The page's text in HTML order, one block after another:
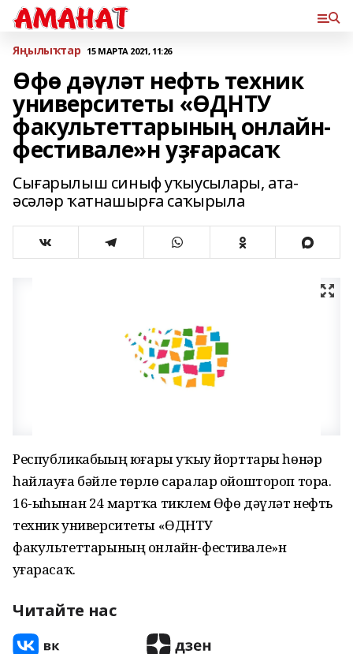
Яңылыҡтар 15 МАРТА 2021, 11:26
Өфө дәүләт нефть техник
университеты «ӨДНТУ
факультеттарының онлайн-
фестивале»н уҙғарасаҡ
Сығарылыш синыф уҡыусылары, ата-
әсәләр ҡатнашырға саҡырыла
Республикабыҙҙың юғары уҡыу йорттары һөнәр
һайлауға бәйле төрлө саралар ойоштороп тора.
16-ыһынан 24 мартҡа тиклем Өфө дәүләт нефть
техник университеты «ӨДНТУ
факультеттарының онлайн-фестивале»н
уҙғарасаҡ.
Читайте нас